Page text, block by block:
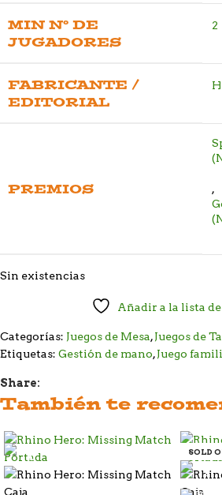
MIN Nº DE
JUGADORES
2
FABRICANTE /
EDITORIAL
PREMIOS
,
Sin existencias
Añadir a la lista de
Categorías: Juegos de Mesa,Juegos de
Etiquetas: Gestión de mano,Juego
Share:
También te
SOLD